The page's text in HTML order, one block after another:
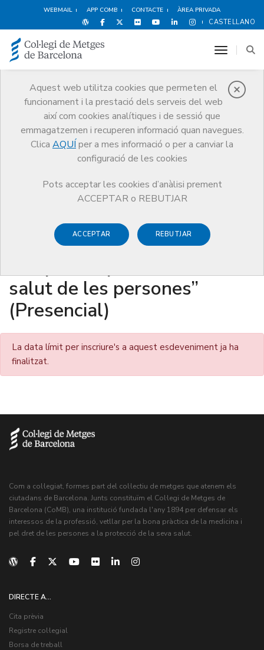
WEBMAIL APP COMB CONTACTE ÀREA PRIVADA
CASTELLANO
Aquest web utilitza cookies que permeten el
funcionament i la prestació dels serveis del web
així com cookies analítiques i de sessió que
emmagatzemen i recuperen informació quan navegues.
Clica AQUÍ per a mes informació o per a canviar la
configuració de les cookies
Pots acceptar les cookies d’anàlisi prement
ACCEPTAR o REBUTJAR
ACCEPTAR REBUTJAR
toggle
Agenda
Agenda Inscripció activitat
23a Jornada d'Estiu de la
Professió Mèdica. Puigcerdà
2025: “Fem xarxa:
salut de les persones”
(Presencial)
La data límit per inscriure's a aquest esdeveniment ja ha
finalitzat.
Com a col·legiat, formes part del col·lectiu de metges que atenem els
ciutadans de Barcelona. Junts constituïm el Col·legi de Metges de
Barcelona (CoMB), una institució fundada l'any 1894 per defensar els
interessos de la professió, vetllar per la bona pràctica de la medicina i
pel dret de les persones a la protecció de la seva salut.
DIRECTE A...
Cita prèvia
Registre col·legial
Borsa de treball